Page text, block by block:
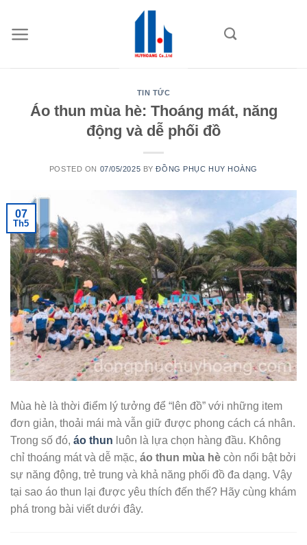
content
TIN TỨC
Áo thun mùa hè: Thoáng mát, năng
động và dễ phối đồ
POSTED ON 07/05/2025 BYĐỒNG PHỤC HUY HOÀNG
07
Th5
Mùa hè là thời điểm lý tưởng để “lên đồ” với những item
đơn giản, thoải mái mà vẫn giữ được phong cách cá nhân.
Trong số đó, áo thun luôn là lựa chọn hàng đầu. Không
chỉ thoáng mát và dễ mặc, áo thun mùa hè còn nổi bật bởi
sự năng động, trẻ trung và khả năng phối đồ đa dạng. Vậy
tại sao áo thun lại được yêu thích đến thế? Hãy cùng khám
phá trong bài viết dưới đây.